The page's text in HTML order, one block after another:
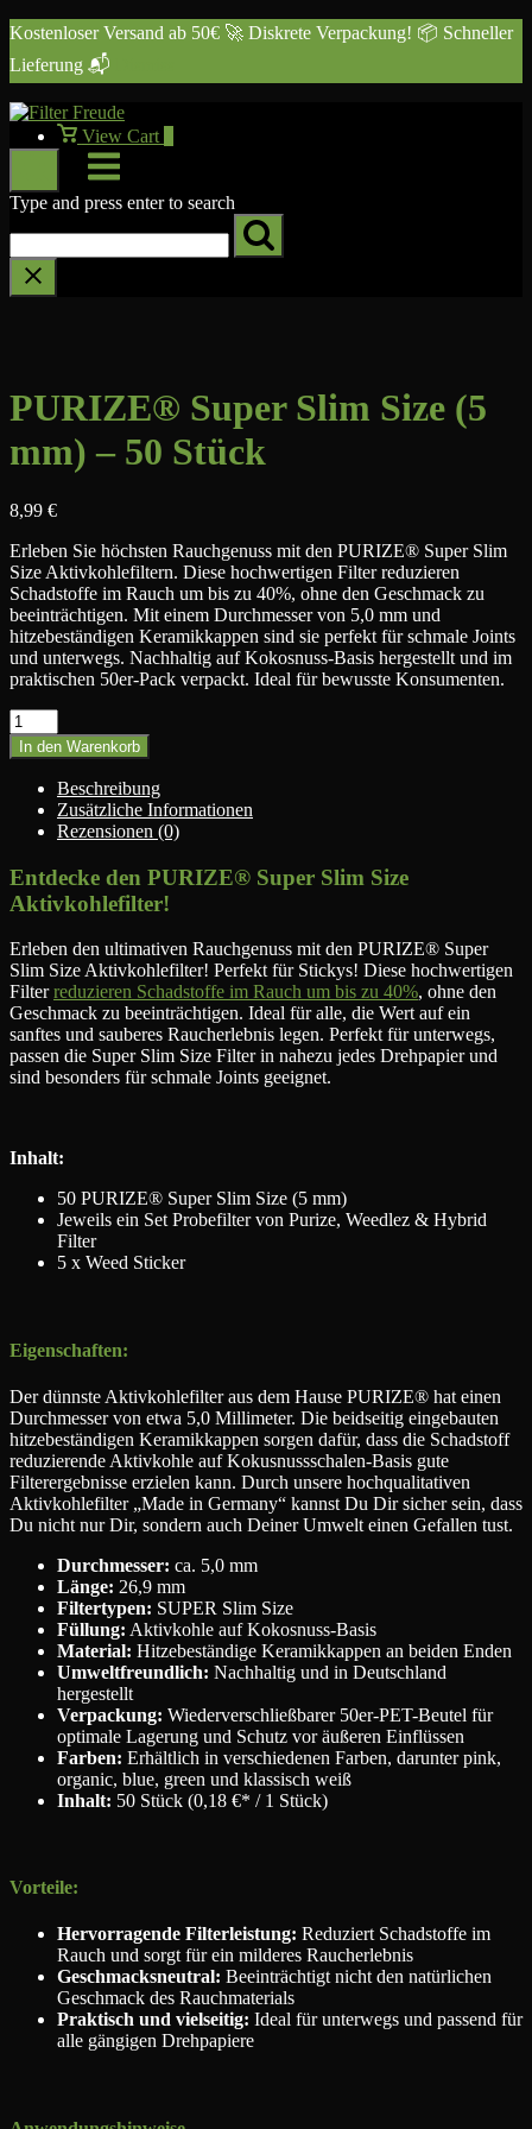
Skip
content
Kostenloser Versand ab 50€ 🚀 Diskrete Verpackung! 📦 Schneller
Lieferung 📬
View
shopping
View Cart
Menu
Type and press enter to search
PURIZE® Super Slim Size (5
mm) – 50 Stück
8,99 €
Erleben Sie höchsten Rauchgenuss mit den PURIZE® Super Slim
Size Aktivkohlefiltern. Diese hochwertigen Filter reduzieren
Schadstoffe im Rauch um bis zu 40%, ohne den Geschmack zu
beeinträchtigen. Mit einem Durchmesser von 5,0 mm und
hitzebeständigen Keramikkappen sind sie perfekt für schmale Joints
und unterwegs. Nachhaltig auf Kokosnuss-Basis hergestellt und im
praktischen 50er-Pack verpackt. Ideal für bewusste Konsumenten.
PURIZE®
Super
Slim
Size
mm)
50
Stück
Menge
In den Warenkorb
Beschreibung
Zusätzliche Informationen
Rezensionen (0)
Entdecke den PURIZE® Super Slim Size
Aktivkohlefilter!
Erleben den ultimativen Rauchgenuss mit den PURIZE® Super
Slim Size Aktivkohlefilter! Perfekt für Stickys! Diese hochwertigen
Filterreduzieren Schadstoffe im Rauch um bis zu 40%, ohne den
Geschmack zu beeinträchtigen. Ideal für alle, die Wert auf ein
sanftes und sauberes Raucherlebnis legen. Perfekt für unterwegs,
passen die Super Slim Size Filter in nahezu jedes Drehpapier und
sind besonders für schmale Joints geeignet.
Inhalt:
50 PURIZE® Super Slim Size (5 mm)
Jeweils ein Set Probefilter von Purize, Weedlez & Hybrid
Filter
5 x Weed Sticker
Eigenschaften:
Der dünnste Aktivkohlefilter aus dem Hause PURIZE® hat einen
Durchmesser von etwa 5,0 Millimeter. Die beidseitig eingebauten
hitzebeständigen Keramikkappen sorgen dafür, dass die Schadstoff
reduzierende Aktivkohle auf Kokusnussschalen-Basis gute
Filterergebnisse erzielen kann. Durch unsere hochqualitativen
Aktivkohlefilter „Made in Germany“ kannst Du Dir sicher sein, dass
Du nicht nur Dir, sondern auch Deiner Umwelt einen Gefallen tust.
Durchmesser: ca. 5,0 mm
Länge: 26,9 mm
Filtertypen: SUPER Slim Size
Füllung: Aktivkohle auf Kokosnuss-Basis
Material: Hitzebeständige Keramikkappen an beiden Enden
Umweltfreundlich: Nachhaltig und in Deutschland
hergestellt
Verpackung: Wiederverschließbarer 50er-PET-Beutel für
optimale Lagerung und Schutz vor äußeren Einflüssen
Farben: Erhältlich in verschiedenen Farben, darunter pink,
organic, blue, green und klassisch weiß
Inhalt: 50 Stück (0,18 €* / 1 Stück)
Vorteile:
Hervorragende Filterleistung: Reduziert Schadstoffe im
Rauch und sorgt für ein milderes Raucherlebnis
Geschmacksneutral: Beeinträchtigt nicht den natürlichen
Geschmack des Rauchmaterials
Praktisch und vielseitig: Ideal für unterwegs und passend für
alle gängigen Drehpapiere